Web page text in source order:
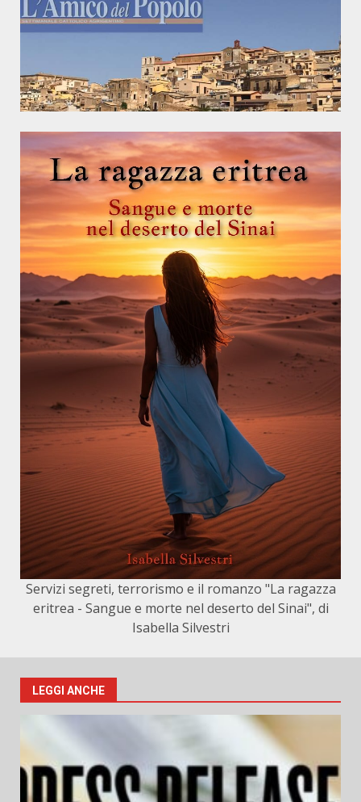
Servizi segreti, terrorismo e il romanzo "La ragazza
eritrea - Sangue e morte nel deserto del Sinai", di
Isabella Silvestri
LEGGI ANCHE